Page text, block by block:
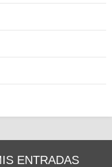
ENTRADAS